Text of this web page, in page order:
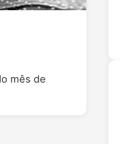
mês de